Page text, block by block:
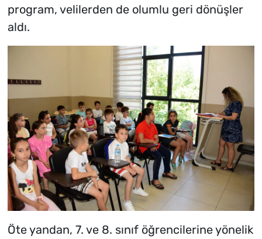
program, velilerden de olumlu geri dönüşler
aldı.
Öte yandan, 7. ve 8. sınıf öğrencilerine yönelik